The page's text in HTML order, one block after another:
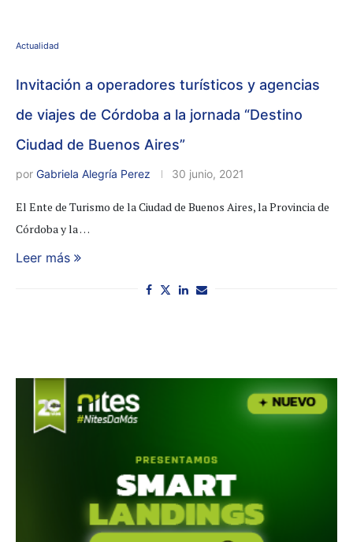
Actualidad
Invitación a operadores turísticos y agencias
de viajes de Córdoba a la jornada “Destino
Ciudad de Buenos Aires”
por Gabriela Alegría Perez 30 junio, 2021
El Ente de Turismo de la Ciudad de Buenos Aires, la Provincia de
Córdoba y la …
Leer más